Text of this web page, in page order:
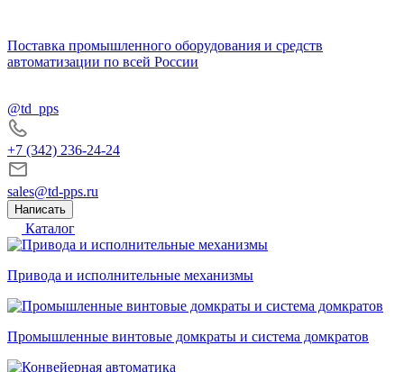
Поставка промышленного оборудования и средств
автоматизации по всей России
@td_pps
+7 (342) 236-24-24
sales@td-pps.ru
Написать
Каталог
Привода и исполнительные механизмы
Промышленные винтовые домкраты и система домкратов